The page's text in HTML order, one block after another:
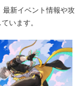
最新イベント情報や攻
います。